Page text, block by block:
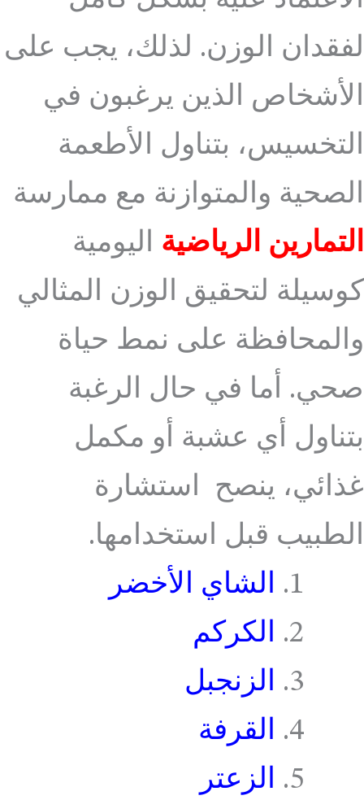
لفقدان الوزن. لذلك، يجب على
الأشخاص الذين يرغبون في
التخسيس، بتناول الأطعمة
الصحية والمتوازنة مع ممارسة
التمارين الرياضية اليومية
كوسيلة لتحقيق الوزن المثالي
والمحافظة على نمط حياة
صحي. أما في حال الرغبة
بتناول أي عشبة أو مكمل
غذائي، ينصح استشارة
الطبيب قبل استخدامها.
الشاي الأخضر
الكركم
الزنجبل
القرفة
الزعتر